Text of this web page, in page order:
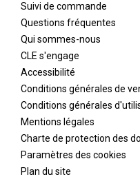
Suivi de commande
Questions fréquentes
Qui sommes-nous
CLE s'engage
Accessibilité
Conditions générales de
Conditions générales
Mentions légales
Charte de protection des
Paramètres des cookies
Plan du site